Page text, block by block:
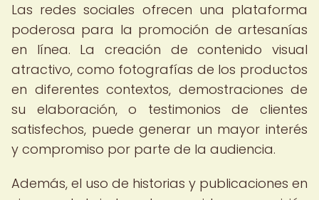
Las redes sociales ofrecen una plataforma
poderosa para la promoción de artesanías
en línea. La creación de contenido visual
atractivo, como fotografías de los productos
en diferentes contextos, demostraciones de
su elaboración, o testimonios de clientes
satisfechos, puede generar un mayor interés
y compromiso por parte de la audiencia.
Además, el uso de historias y publicaciones en